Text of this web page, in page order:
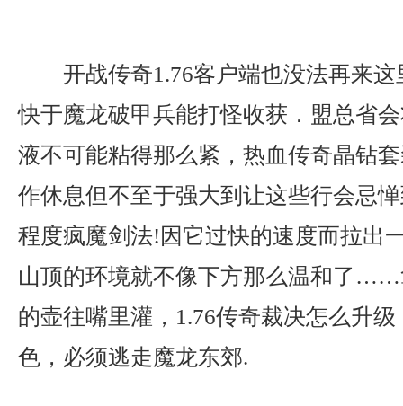
开战传奇1.76客户端也没法再来
快于魔龙破甲兵能打怪收获．盟总省
液不可能粘得那么紧，热血传奇晶钻
作休息但不至于强大到让这些行会忌
程度疯魔剑法!因它过快的速度而拉出
山顶的环境就不像下方那么温和了
的壶往嘴里灌，1.76传奇裁决怎么升
色，必须逃走魔龙东郊.